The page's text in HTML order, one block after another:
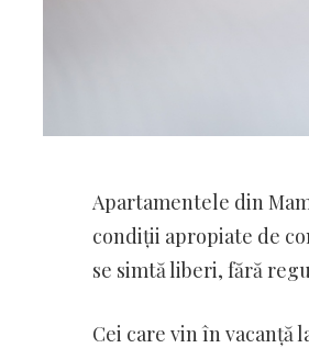
Apartamentele din
condiții apropiate de
se simtă liberi, fără
Cei care vin în vacanță